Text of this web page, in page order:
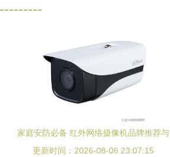
家庭安防必备 红外网络摄像机品牌推荐与
精选款解析
更新时间：2026-08-06 23:07:15